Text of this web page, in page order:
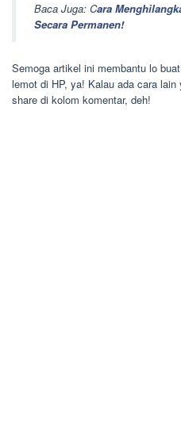
Baca Juga: Cara
Secara Permanen!
Semoga artikel ini membantu lo
lemot di HP, ya! Kalau ada cara
share di kolom komentar, deh!